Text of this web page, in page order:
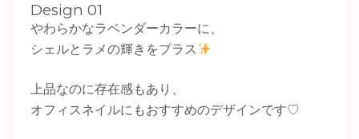
Design 01
やわらかなラベンダーカラーに、
シェルとラメの輝きをプラス
上品なのに存在感もあり、
オフィスネイルにもおすすめのデザインです♡